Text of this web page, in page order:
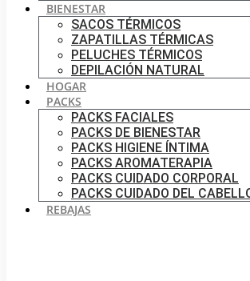
BIENESTAR
SACOS TÉRMICOS
ZAPATILLAS TÉRMICAS
PELUCHES TÉRMICOS
DEPILACIÓN NATURAL
HOGAR
PACKS
PACKS FACIALES
PACKS DE BIENESTAR
PACKS HIGIENE ÍNTIMA
PACKS AROMATERAPIA
PACKS CUIDADO CORPORAL
PACKS CUIDADO DEL
REBAJAS